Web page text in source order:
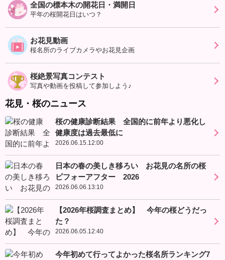
全国の標本木の開花日・満開日
平年の桜開花日はいつ？
お花見動画
桜名所のライブカメラやお花見企画
桜絶景写真コンテスト
写真や動画を投稿して参加しよう♪
花見・桜のニュース
桜の健康診断結果 全国的に前年より悪化し
健康度は過去最低に
2026.06.15.12:00
日本の春の美しき移ろい お花見の名所の桜
ビフォーアフター 2026
2026.06.06.13:10
【2026年桜調査まとめ】 今年の桜どうだっ
た？
2026.06.05.12:40
今年初めて行ってよかった桜名所ランキング7